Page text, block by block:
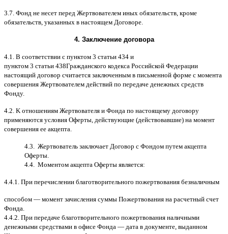
3.7. Фонд не несет перед Жертвователем иных обязательств кроме
обязательств указанных в настоящем Договоре
4. Заключение договора
4.1. B соответствии с пунктом 3 статьи 434 и
пунктом 3 статьи 438Гражданского кодекса Российской Федерации
настоящий договор считается заключенным в письменной форме c момента
совершения Жертвователем действий по передаче денежных средств
Фонду.
4.2. K отношениям Жертвователя и Фонда по настоящему договору
применяются условия Оферты действующие (действовавшие) на момент
совершения ее акцепта
4.3. Жертвователь заключает Договор c Фондом путем акцепта
Оферты
4.4. Моментом акцепта Оферты является:
4.4.1. При перечислении благотворительного пожертвования безналичным
способом — момент зачисления суммы Пожертвования на расчетный счет
Фонда
4.4.2. При передаче благотворительного пожертвования наличными
денежными средствами в офисе Фонда — дата в документе выданном